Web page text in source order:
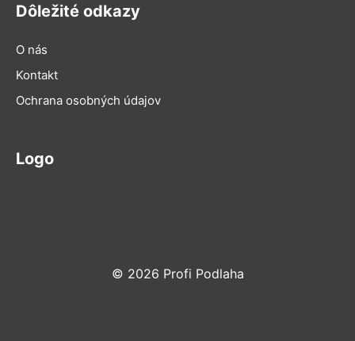
Dôležité odkazy
O nás
Kontakt
Ochrana osobných údajov
Logo
© 2026 Profi Podlaha